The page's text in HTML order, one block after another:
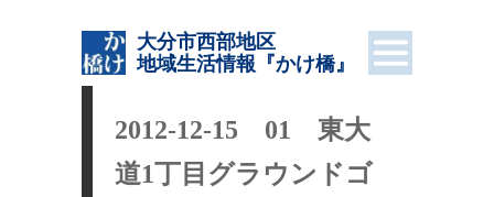
大分市西部地区
地域生活情報 『かけ橋』
2012-12-15 01 東大
道1丁目グラウンドゴ